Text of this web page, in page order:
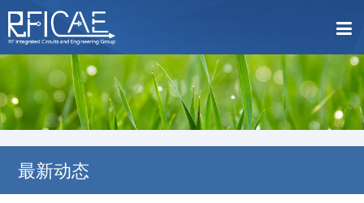
最新动态